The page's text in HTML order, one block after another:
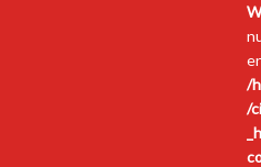
/
/